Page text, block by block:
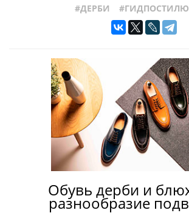
#ДЕРБИ #ГИДПОСТИЛЮ
Обувь дерби и
разнообразие